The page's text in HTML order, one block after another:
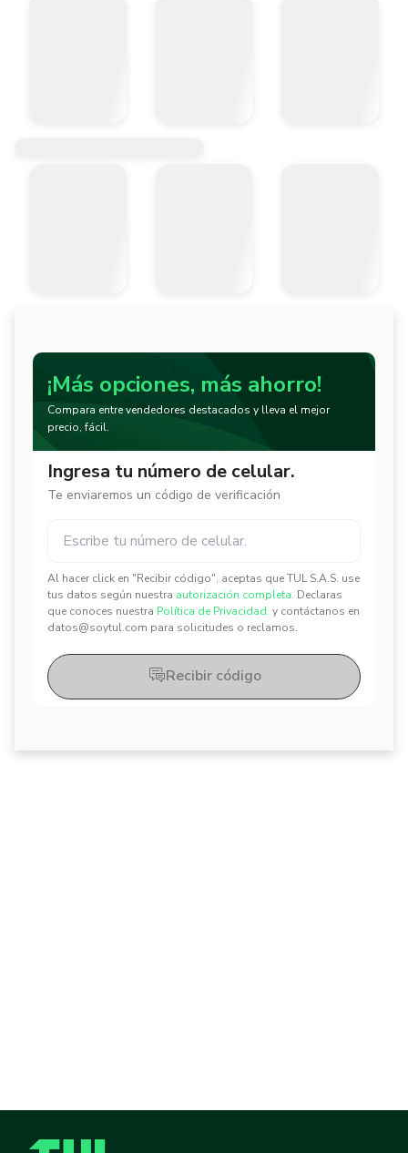
¡Más opciones, más ahorro!
Compara entre vendedores destacados y lleva el mejor
precio, fácil.
Ingresa tu número de celular.
Te enviaremos un código de verificación
Al hacer click en "Recibir código", aceptas que TUL S.A.S. use
tus datos según nuestra autorización completa. Declaras
que conoces nuestra Política de Privacidad. y contáctanos en
datos@soytul.com para solicitudes o reclamos.
Recibir código